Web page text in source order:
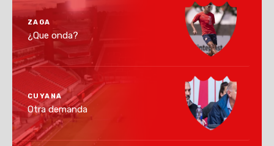
ZAGA
¿Que onda?
CUYANA
Otra demanda